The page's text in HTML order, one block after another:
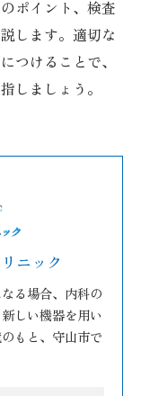
ポイント、検査
します。適切な
つけることで、
しましょう。
ニック
る場合、内科の
しい機器を用い
もと、守山市で